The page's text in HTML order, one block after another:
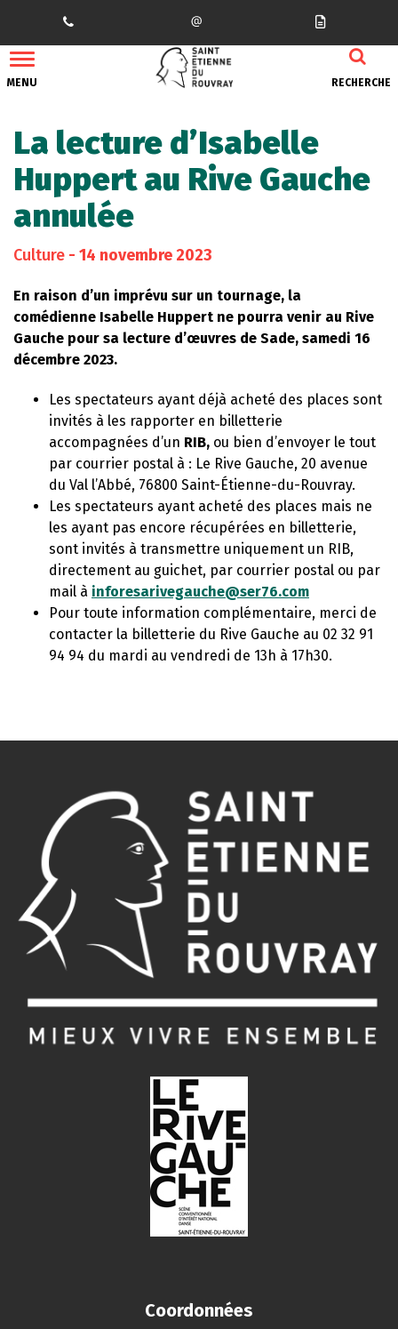
MENU RECHERCHE
La lecture d’Isabelle
Huppert au Rive Gauche
annulée
Culture - 14 novembre 2023
En raison d’un imprévu sur un tournage, la
comédienne Isabelle Huppert ne pourra venir au Rive
Gauche pour sa lecture d’œuvres de Sade, samedi 16
décembre 2023.
Les spectateurs ayant déjà acheté des places sont
invités à les rapporter en billetterie
accompagnées d’un RIB, ou bien d’envoyer le tout
par courrier postal à : Le Rive Gauche, 20 avenue
du Val l’Abbé, 76800 Saint-Étienne-du-Rouvray.
Les spectateurs ayant acheté des places mais ne
les ayant pas encore récupérées en billetterie,
sont invités à transmettre uniquement un RIB,
directement au guichet, par courrier postal ou par
mail à inforesarivegauche@ser76.com
Pour toute information complémentaire, merci de
contacter la billetterie du Rive Gauche au 02 32 91
94 94 du mardi au vendredi de 13h à 17h30.
Coordonnées